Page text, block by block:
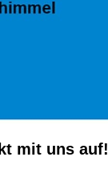
mit uns auf!